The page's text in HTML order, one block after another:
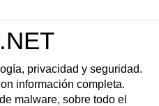
privacidad y seguridad.
información completa.
malware, sobre todo el